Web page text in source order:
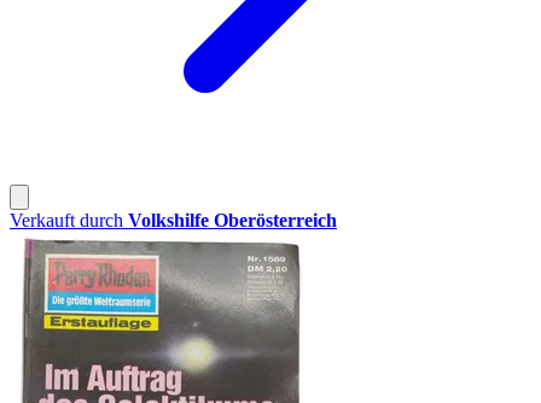
Verkauft durch Volkshilfe Oberösterreich